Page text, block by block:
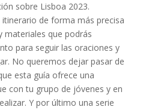
sobre Lisboa 2023.
de forma más precisa
materiales que podrás
para seguir las oraciones y
No queremos dejar pasar de
esta guía ofrece una
con tu grupo de jóvenes y en
Y por último una serie